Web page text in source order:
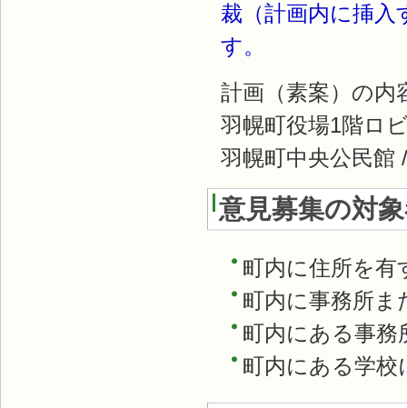
裁（計画内に挿入
す。
計画（素案）の内
羽幌町役場1階ロ
羽幌町中央公民
意見募集の対
町内に住所を有
町内に事務所ま
町内にある事務
町内にある学校